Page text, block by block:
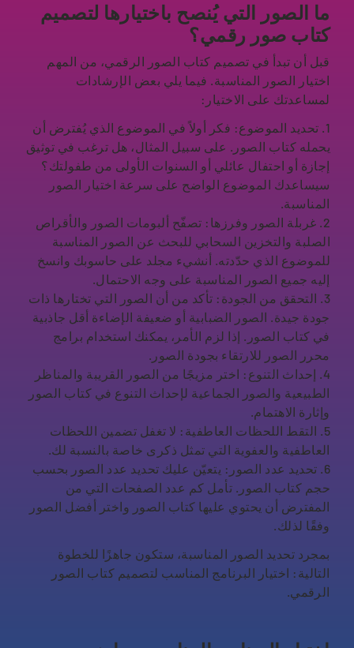
ما الصور التي يُنصح باختيارها لتصميم
كتاب صور رقمي؟
قبل أن تبدأ في تصميم كتاب الصور الرقمي، من المهم
اختيار الصور المناسبة. فيما يلي بعض الإرشادات
لمساعدتك على الاختيار:
1. تحديد الموضوع: فكر أولاً في الموضوع الذي يُفترض أن
يحمله كتاب الصور. على سبيل المثال، هل ترغب في توثيق
إجازة أو احتفال عائلي أو السنوات الأولى من طفولتك؟
سيساعدك الموضوع الواضح على سرعة اختيار الصور
المناسبة.
2. غربلة الصور وفرزها: تصفّح ألبومات الصور والأقراص
الصلبة والتخزين السحابي للبحث عن الصور المناسبة
للموضوع الذي حدّدته. أنشيء مجلد على حاسوبك وانسخ
إليه جميع الصور المناسبة على وجه الاحتمال.
3. التحقق من الجودة: تأكد من أن الصور التي تختارها ذات
جودة جيدة. الصور الضبابية أو ضعيفة الإضاءة أقل جاذبية
في كتاب الصور. إذا لزم الأمر، يمكنك استخدام برامج
محرر الصور للارتقاء بجودة الصور.
4. إحداث التنوع: اختر مزيجًا من الصور القريبة والمناظر
الطبيعية والصور الجماعية لإحداث التنوع في كتاب الصور
وإثارة الاهتمام.
5. التقط اللحظات العاطفية: لا تغفل تضمين اللحظات
العاطفية والعفوية التي تمثل ذكرى خاصة بالنسبة لك.
6. تحديد عدد الصور: يتعيّن عليك تحديد عدد الصور بحسب
حجم كتاب الصور. تأمل كم عدد الصفحات التي من
المفترض أن يحتوي عليها كتاب الصور واختر أفضل الصور
وفقًا لذلك.
بمجرد تحديد الصور المناسبة، ستكون جاهزًا للخطوة
التالية: اختيار البرنامج المناسب لتصميم كتاب الصور
الرقمي.